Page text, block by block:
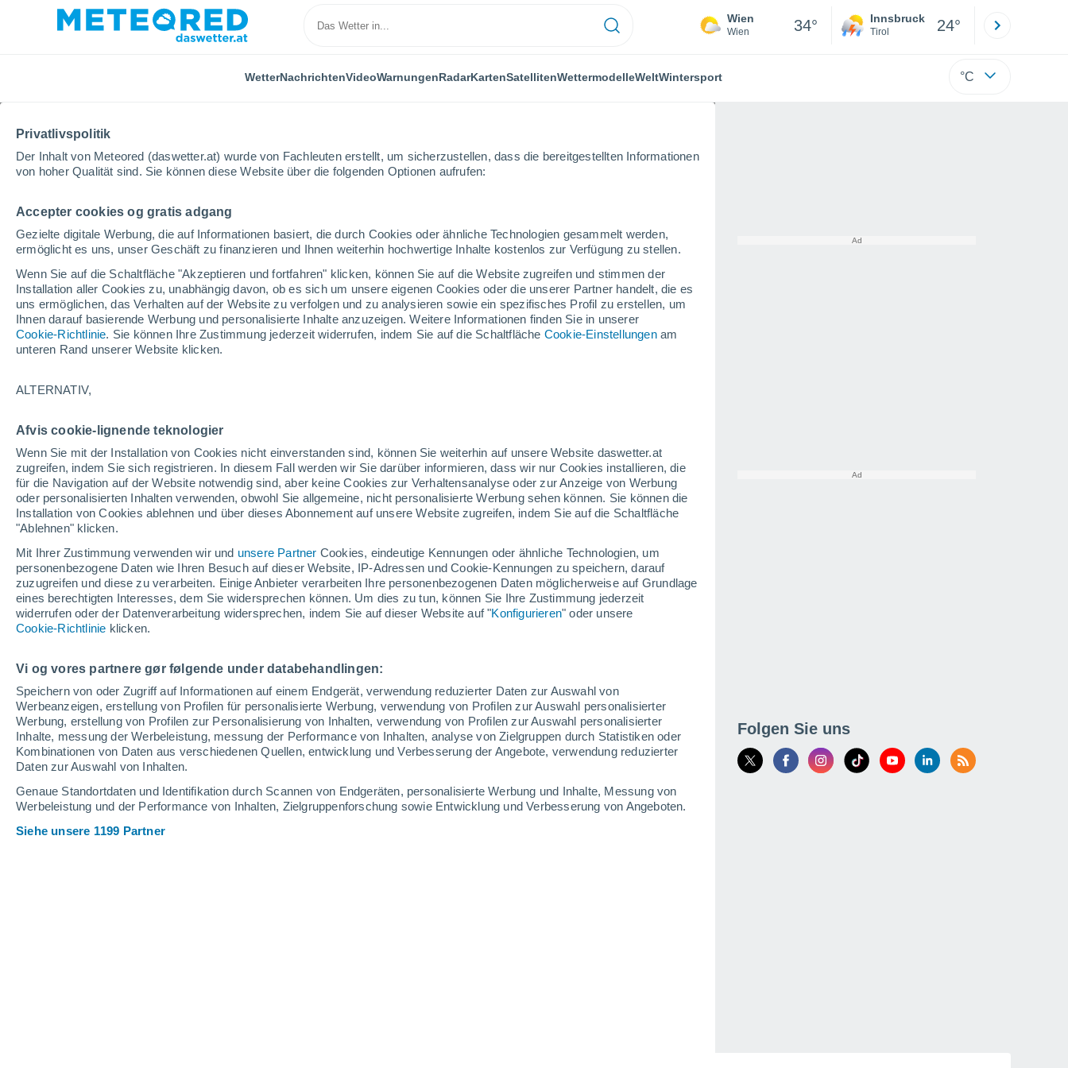
Privatlivspolitik
Der Inhalt von Meteored (daswetter.at) wurde von Fachleuten erstellt, um sicherzustellen, dass die bereitgestellten Informationen
von hoher Qualität sind. Sie können diese Website über die folgenden Optionen aufrufen:
Accepter cookies og gratis adgang
Gezielte digitale Werbung, die auf Informationen basiert, die durch Cookies oder ähnliche Technologien gesammelt werden,
ermöglicht es uns, unser Geschäft zu finanzieren und Ihnen weiterhin hochwertige Inhalte kostenlos zur Verfügung zu stellen.
Wenn Sie auf die Schaltfläche "Akzeptieren und fortfahren" klicken, können Sie auf die Website zugreifen und stimmen der
Installation aller Cookies zu, unabhängig davon, ob es sich um unsere eigenen Cookies oder die unserer Partner handelt, die es
uns ermöglichen, das Verhalten auf der Website zu verfolgen und zu analysieren sowie ein spezifisches Profil zu erstellen, um
Ihnen darauf basierende Werbung und personalisierte Inhalte anzuzeigen. Weitere Informationen finden Sie in unserer
Cookie-Richtlinie. Sie können Ihre Zustimmung jederzeit widerrufen, indem Sie auf die Schaltfläche Cookie-Einstellungenam
unteren Rand unserer Website klicken.
ALTERNATIV,
Afvis cookie-lignende teknologier
Wenn Sie mit der Installation von Cookies nicht einverstanden sind, können Sie weiterhin auf unsere Website daswetter.at
zugreifen, indem Sie sich registrieren. In diesem Fall werden wir Sie darüber informieren, dass wir nur Cookies installieren, die
für die Navigation auf der Website notwendig sind, aber keine Cookies zur Verhaltensanalyse oder zur Anzeige von Werbung
oder personalisierten Inhalten verwenden, obwohl Sie allgemeine, nicht personalisierte Werbung sehen können. Sie können die
Installation von Cookies ablehnen und über dieses Abonnement auf unsere Website zugreifen, indem Sie auf die Schaltfläche
"Ablehnen" klicken.
Mit Ihrer Zustimmung verwenden wir und unsere Partner Cookies, eindeutige Kennungen oder ähnliche Technologien, um
personenbezogene Daten wie Ihren Besuch auf dieser Website, IP-Adressen und Cookie-Kennungen zu speichern, darauf
zuzugreifen und diese zu verarbeiten. Einige Anbieter verarbeiten Ihre personenbezogenen Daten möglicherweise auf Grundlage
eines berechtigten Interesses, dem Sie widersprechen können. Um dies zu tun, können Sie Ihre Zustimmung jederzeit
widerrufen oder der Datenverarbeitung widersprechen, indem Sie auf dieser Website auf "Konfigurieren" oder unsere
Cookie-Richtlinie klicken.
Vi og vores partnere gør følgende under databehandlingen:
Speichern von oder Zugriff auf Informationen auf einem Endgerät, verwendung reduzierter Daten zur Auswahl von
Werbeanzeigen, erstellung von Profilen für personalisierte Werbung, verwendung von Profilen zur Auswahl personalisierter
Werbung, erstellung von Profilen zur Personalisierung von Inhalten, verwendung von Profilen zur Auswahl personalisierter
Inhalte, messung der Werbeleistung, messung der Performance von Inhalten, analyse von Zielgruppen durch Statistiken oder
Kombinationen von Daten aus verschiedenen Quellen, entwicklung und Verbesserung der Angebote, verwendung reduzierter
Daten zur Auswahl von Inhalten.
Genaue Standortdaten und Identifikation durch Scannen von Endgeräten, personalisierte Werbung und Inhalte, Messung von
Werbeleistung und der Performance von Inhalten, Zielgruppenforschung sowie Entwicklung und Verbesserung von Angeboten.
Siehe unsere 1199 Partner
Wien
Wien 34° Innsbruck
Tirol 24°
WetterNachrichtenVideoWarnungenRadarKartenSatellitenWettermodelleWeltWintersport °C
Home USA Wisconsin
Wetter für Wisconsin
Heute, 6. August Tageswetter Symbole
Milwaukee
29°
15°
Green Bay
28°
14°
Madison
15°
Platteville
27°
14°
Rice Lake
15°
Trade Lake
27°
12°
Woodruff
Folgen Sie uns